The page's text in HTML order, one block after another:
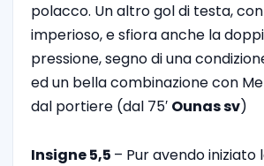
polacco. Un altro gol di testa,
imperioso, e sfiora anche la
pressione, segno di una
ed un bella combinazione con
dal portiere (dal 75′ Ounas sv)
Insigne 5,5 – Pur avendo iniziato